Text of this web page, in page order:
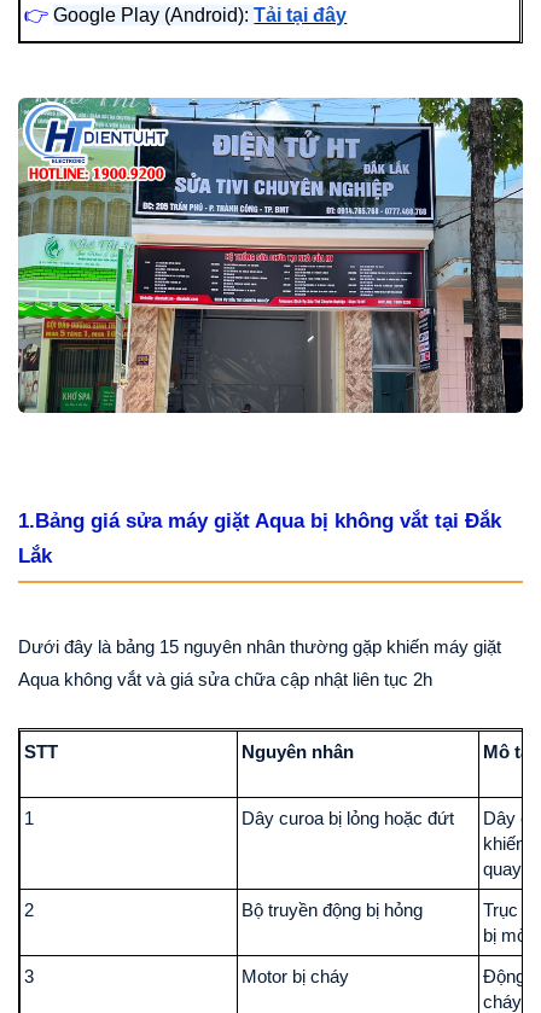
👉 Google Play (Android):Tải tại đây
1.Bảng giá sửa máy giặt Aqua bị không vắt tại Đắk
Lắk
Dưới đây là bảng 15 nguyên nhân thường gặp khiến máy giặt
Aqua không vắt và giá sửa chữa cập nhật liên tục 2h
STT Nguyên nhân Mô tả
1 Dây curoa bị lỏng hoặc đứt
Dây
khiến
quay.
2 Bộ truyền động bị hỏng
Trục
bị
3 Motor bị cháy
Động
cháy